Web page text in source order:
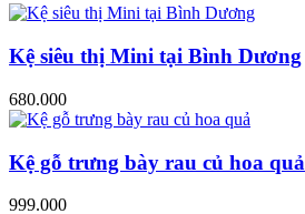
Kệ siêu thị Mini tại Bình Dương
680.000
Kệ gỗ trưng bày rau củ hoa quả
999.000